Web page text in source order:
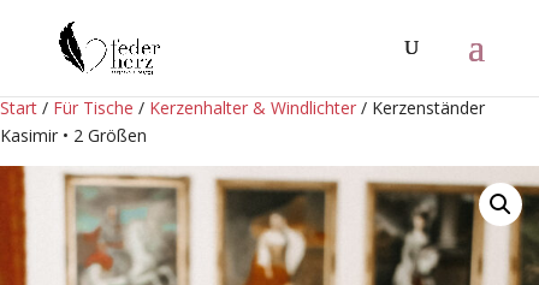
Start / Für Tische / Kerzenhalter & Windlichter / Kerzenständer
Kasimir • 2 Größen